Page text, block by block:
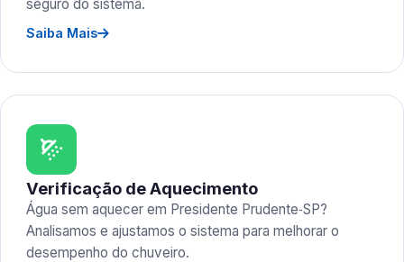
seguro do sistema.
Saiba Mais
Verificação de Aquecimento
Água sem aquecer em Presidente Prudente‑SP?
Analisamos e ajustamos o sistema para melhorar o
desempenho do chuveiro.